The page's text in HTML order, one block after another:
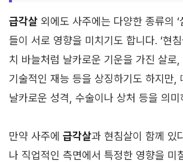
급각살 외에도 사주에는 다양한 종류의 ‘
들이 서로 영향을 미치기도 합니다. ‘현
치 바늘처럼 날카로운 기운을 가진 살로,
기술적인 재능 등을 상징하기도 하지만,
날카로운 성격, 수술이나 상처 등을 의미
만약 사주에 급각살과 현침살이 함께 있
나 직업적인 측면에서 특정한 영향을 미